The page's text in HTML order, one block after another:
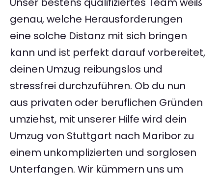
genau, welche Herausforderungen
eine solche Distanz mit sich bringen
kann und ist perfekt darauf vorbereitet,
deinen Umzug reibungslos und
stressfrei durchzuführen. Ob du nun
aus privaten oder beruflichen Gründen
umziehst, mit unserer Hilfe wird dein
Umzug von Stuttgart nach Maribor zu
einem unkomplizierten und sorglosen
Unterfangen. Wir kümmern uns um